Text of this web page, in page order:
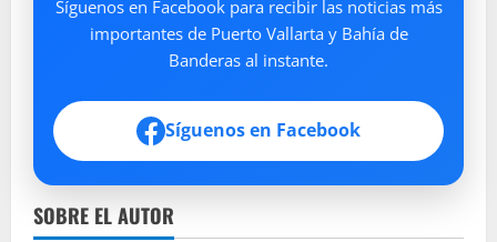
Síguenos en Facebook para recibir las noticias más
importantes de Puerto Vallarta y Bahía de
Banderas al instante.
Síguenos en Facebook
SOBRE EL AUTOR